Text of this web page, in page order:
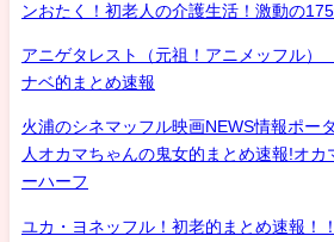
ンおたく！初老人の介護生活！激動の
アニゲタレスト（元祖！アニメッフル
ナベ的まとめ速報
火浦のシネマッフル映画NEWS情報ポー
人オカマちゃんの鬼女的まとめ速報!オ
ーハーフ
ユカ・ヨネッフル！初老的まとめ速報！